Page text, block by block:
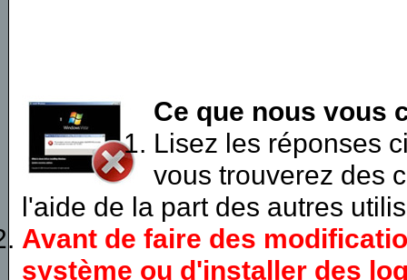
Ce que nous vous
Lisez les réponses
vous trouverez des
l'aide de la part des autres
Avant de faire des
système ou d'installer des